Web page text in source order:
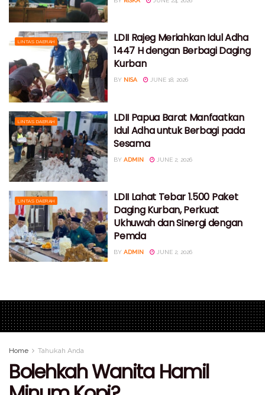
LINTAS DAERAH
LDII Rajeg Meriahkan Idul Adha
1447 H dengan Berbagi Daging
Kurban
BY NISA JUNE 18, 2026
LINTAS DAERAH
LDII Papua Barat Manfaatkan
Idul Adha untuk Berbagi pada
Sesama
BY ADMIN JUNE 2, 2026
LINTAS DAERAH
LDII Lahat Tebar 1.500 Paket
Daging Kurban, Perkuat
Ukhuwah dan Sinergi dengan
Pemda
BY ADMIN JUNE 2, 2026
Home Tahukah Anda
Bolehkah Wanita Hamil